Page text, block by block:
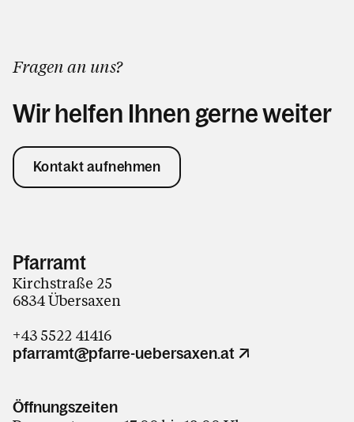
Fragen an uns?
Wir helfen Ihnen gerne weiter
Kontakt aufnehmen
Pfarramt
Kirchstraße 25
6834 Übersaxen
+43 5522 41416
pfarramt@pfarre-uebersaxen.at
Öffnungszeiten